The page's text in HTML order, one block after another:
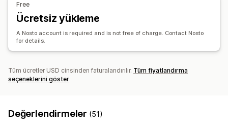
Analizler
Yapay zeka analizleri Dönüşüm izleme
Gerçek zamanlı analizler
Teklifler ve öneriler
Ürün eklentileri Ürün önerileri
Genellikle birlikte satın alınan ürünler Paketler
Hacim bazlı indirimler Yapay zeka önerileri
Analizler
A/B testi Tıklama oranı
Free
Ücretsiz yükleme
A Nosto account is required and is not free of charge. Contact Nosto
for details.
Tüm ücretler USD cinsinden faturalandırılır. Tüm fiyatlandırma
seçeneklerini göster
Değerlendirmeler (51)